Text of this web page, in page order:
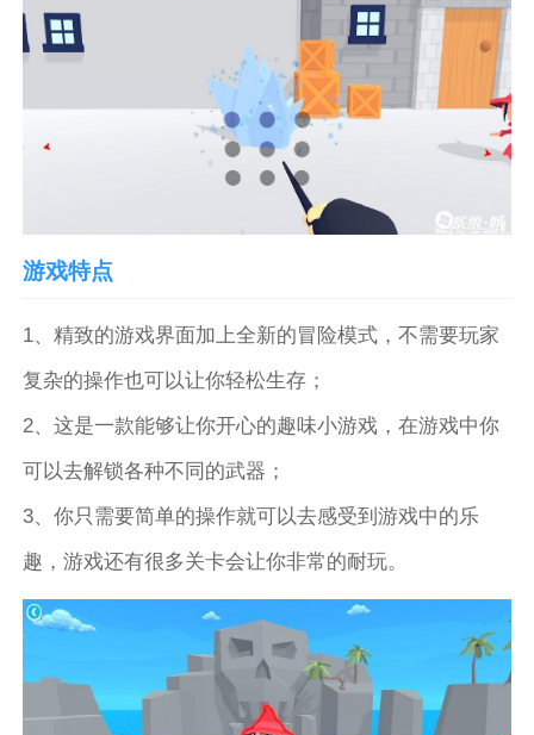
游戏特点
1、精致的游戏界面加上全新的冒险模式，不需要玩家
复杂的操作也可以让你轻松生存；
2、这是一款能够让你开心的趣味小游戏，在游戏中你
可以去解锁各种不同的武器；
3、你只需要简单的操作就可以去感受到游戏中的乐
趣，游戏还有很多关卡会让你非常的耐玩。